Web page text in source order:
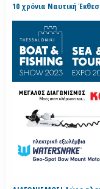
10 χρόνια Ναυτική